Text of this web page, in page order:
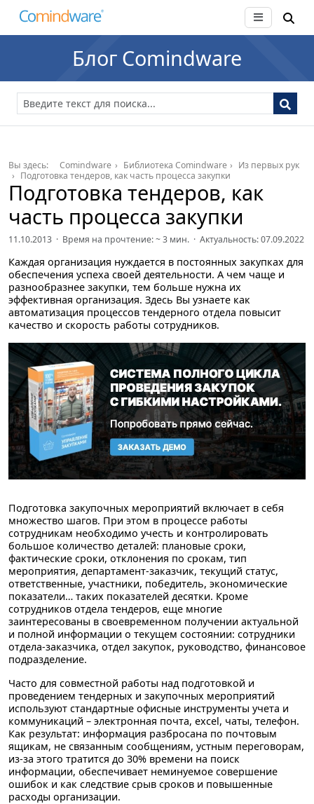
Блог Comindware
Вы здесь: Comindware Библиотека Comindware
Из первых рук
Подготовка тендеров, как часть процесса закупки
Подготовка тендеров, как
часть процесса закупки
11.10.2013 · Время на прочтение: ~3 мин. · Актуальность: 07.09.2022
Каждая организация нуждается в постоянных закупках для
обеспечения успеха своей деятельности. А чем чаще и
разнообразнее закупки, тем больше нужна их
эффективная организация. Здесь Вы узнаете как
автоматизация процессов тендерного отдела повысит
качество и скорость работы сотрудников.
Подготовка закупочных мероприятий включает в себя
множество шагов. При этом в процессе работы
сотрудникам необходимо учесть и контролировать
большое количество деталей: плановые сроки,
фактические сроки, отклонения по срокам, тип
мероприятия, департамент-заказчик, текущий статус,
ответственные, участники, победитель, экономические
показатели… таких показателей десятки. Кроме
сотрудников отдела тендеров, еще многие
заинтересованы в своевременном получении актуальной
и полной информации о текущем состоянии: сотрудники
отдела-заказчика, отдел закупок, руководство, финансовое
подразделение.
Часто для совместной работы над подготовкой и
проведением тендерных и закупочных мероприятий
используют стандартные офисные инструменты учета и
коммуникаций – электронная почта, excel, чаты, телефон.
Как результат: информация разбросана по почтовым
ящикам, не связанным сообщениям, устным переговорам,
из-за этого тратится до 30% времени на поиск
информации, обеспечивает неминуемое совершение
ошибок и как следствие срыв сроков и повышенные
расходы организации.